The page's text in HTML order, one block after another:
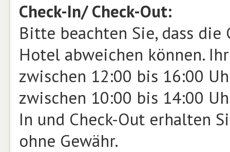
Check-In/ Check-Out:
Bitte beachten Sie, dass die
Hotel abweichen können.
zwischen 12:00 bis 16:00
zwischen 10:00 bis 14:00
In und Check-Out erhalten
ohne Gewähr.